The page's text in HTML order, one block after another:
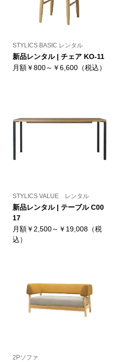
STYLICS BASIC レンタル
新品レンタル | チェア KO-11
月額￥800～￥6,600（税込）
STYLICS VALUE レンタル
新品レンタル | テーブル C00
17
月額￥2,500～￥19,008（税
込）
2Pソファ